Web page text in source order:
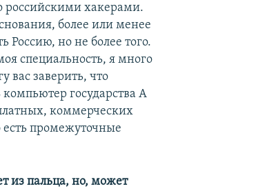
российскими хакерами.
более или менее
Россию, но не более того.
специальность, я много
вас заверить, что
государства А
коммерческих
промежуточные
из пальца, но, может